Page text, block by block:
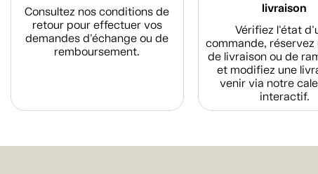
Consultez nos conditions de
retour pour effectuer vos
demandes d'échange ou de
remboursement.
livraison
Vérifiez l'état
commande, réservez
de livraison ou de
et modifiez une
venir via notre
interactif.